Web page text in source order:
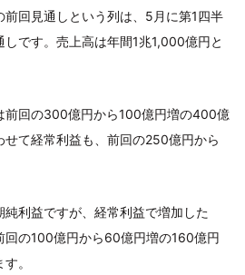
前回見通しという列は、5月に第1四半
です。売上高は年間1兆1,000億円と
前回の300億円から100億円増の400億
せて経常利益も、前回の250億円から
利益ですが、経常利益で増加した
回の100億円から60億円増の160億円
。